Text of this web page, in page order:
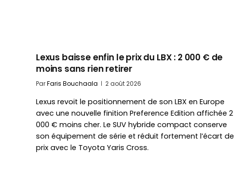
Lexus baisse enfin le prix du LBX : 2 000 € de
moins sans rien retirer
ParFaris Bouchaala 2 août 2026
Lexus revoit le positionnement de son LBX en Europe
avec une nouvelle finition Preference Edition affichée 2
000 € moins cher. Le SUV hybride compact conserve
son équipement de série et réduit fortement l’écart de
prix avec le Toyota Yaris Cross.